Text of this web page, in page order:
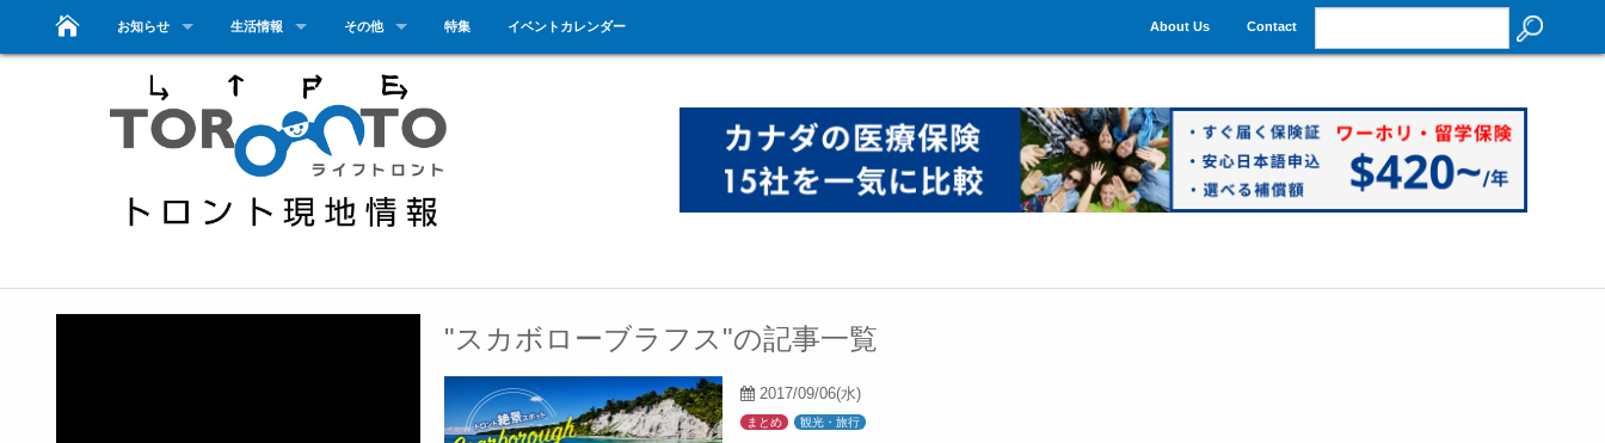
お知らせ 生活情報 その他 特集 イベントカレンダー About Us Contact
"スカボローブラフス"の記事一覧
2017/09/06(水)
まとめ 観光・旅行